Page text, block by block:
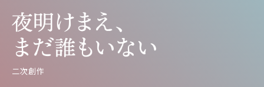
二次創作